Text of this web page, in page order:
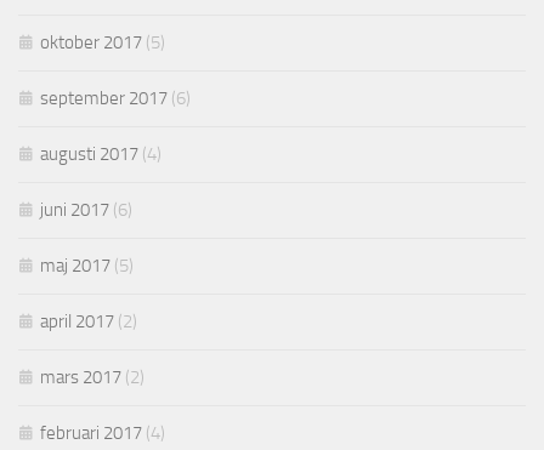
oktober 2017 (5)
september 2017 (6)
augusti 2017 (4)
juni 2017 (6)
maj 2017 (5)
april 2017 (2)
mars 2017 (2)
februari 2017 (4)